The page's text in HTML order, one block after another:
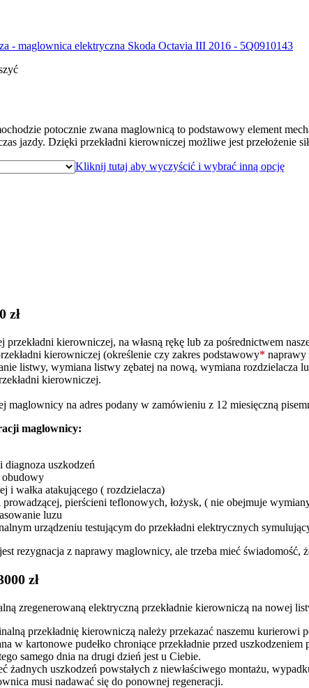
potocznie zwana maglownicą to podstawowy element
jazdy. Dzięki przekładni kierowniczej możliwe jest przełożenie
Kliknij tutaj aby wyczyścić i wybrać inną opcję
zł
przekładni kierowniczej, na własną rękę lub za pośrednictwem
kierowniczej (określenie czy zakres podstawowy* naprawy
listwy, wymiana listwy zębatej na nową, wymiana
kierowniczej.
maglownicy na adres podany w zamówieniu z 12 miesięczną
maglownicy:
uszkodzeń
obudowy
i wałka atakującego ( rozdzielacza)
pierścieni teflonowych, łożysk, ( nie obejmuje
luzu
urządzeniu testującym do przekładni elektrycznych
rezygnacja z naprawy maglownicy, ale trzeba mieć świadomość,
zł
zregenerowaną elektryczną przekładnie kierowniczą na nowej
przekładnię kierowniczą należy przekazać naszemu
w kartonowe pudełko chroniące przekładnie przed uszkodzeniem
samego dnia na drugi dzień jest u Ciebie.
żadnych uszkodzeń powstałych z niewłaściwego montażu,
musi nadawać się do ponownej regeneracji.